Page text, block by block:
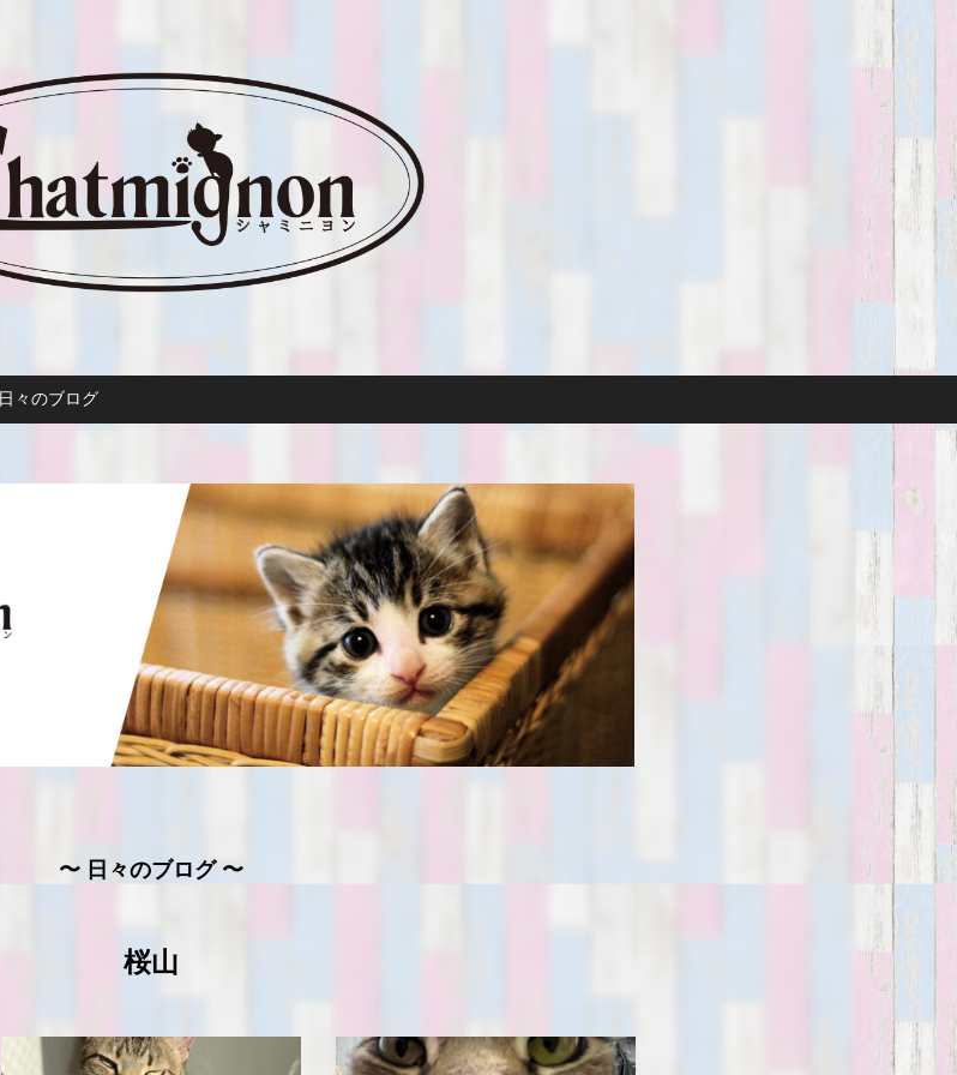
日々のブログ
〜 日々のブログ 〜
桜山